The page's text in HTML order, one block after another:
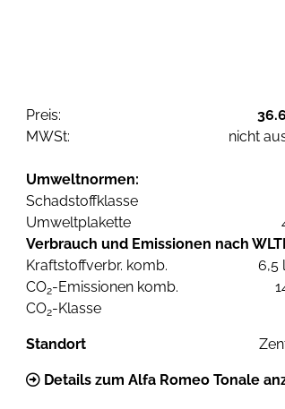
Preis:
MWSt:
nicht
Umweltnormen:
Schadstoffklasse
Umweltplakette
Verbrauch und Emissionen nach
Kraftstoffverbr. komb.
6,5
CO2-Emissionen komb.
CO2-Klasse
Standort
Details zum Alfa Romeo Tonale